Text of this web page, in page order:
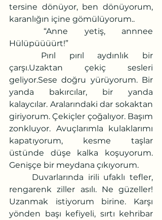
tersine dönüyor, ben dönüyorum,
karanlığın içine gömülüyorum..
Hülüpüüüürt!”
çarşı.Uzaktan çekiç sesleri
geliyor.Sese doğru yürüyorum. Bir
yanda bakırcılar, bir yanda
kalaycılar. Aralarındaki dar sokaktan
giriyorum. Çekiçler çoğalıyor. Başım
zonkluyor. Avuçlarımla kulaklarımı
kapatıyorum, kesme taşlar
üstünde düşe kalka koşuyorum.
Genişçe bir meydana çıkıyorum.
rengarenk ziller asılı. Ne güzeller!
Uzanmak istiyorum birine. Karşı
yönden başı kefiyeli, sırtı kehribar